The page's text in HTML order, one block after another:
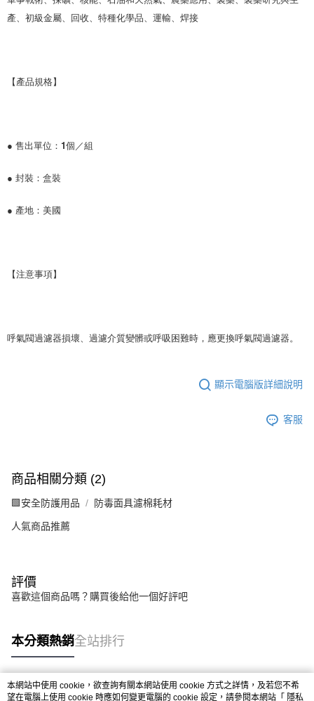
產、初級金屬、回收、特種化學品、運輸、焊接
【產品規格】
● 售出單位：1個／組
● 封裝：盒裝
● 產地：美國
【注意事項】
呼氣閥過濾器損壞、過濾介質變髒或呼吸困難時，應更換呼氣閥過濾器。
顯示電腦版詳細說明
客服
商品相關分類 (2)
🟩安全防護用品 防毒面具濾棉耗材
人氣商品推薦
評價
喜歡這個商品嗎？購買後給他一個好評吧
本分類熱銷全站排行
熱門標籤
本網站中使用 cookie，欲查詢有關本網站使用 cookie 方式之詳情，及若您不希
望在電腦上使用 cookie 時應如何變更電腦的 cookie 設定，請參閱本網站「 隱私